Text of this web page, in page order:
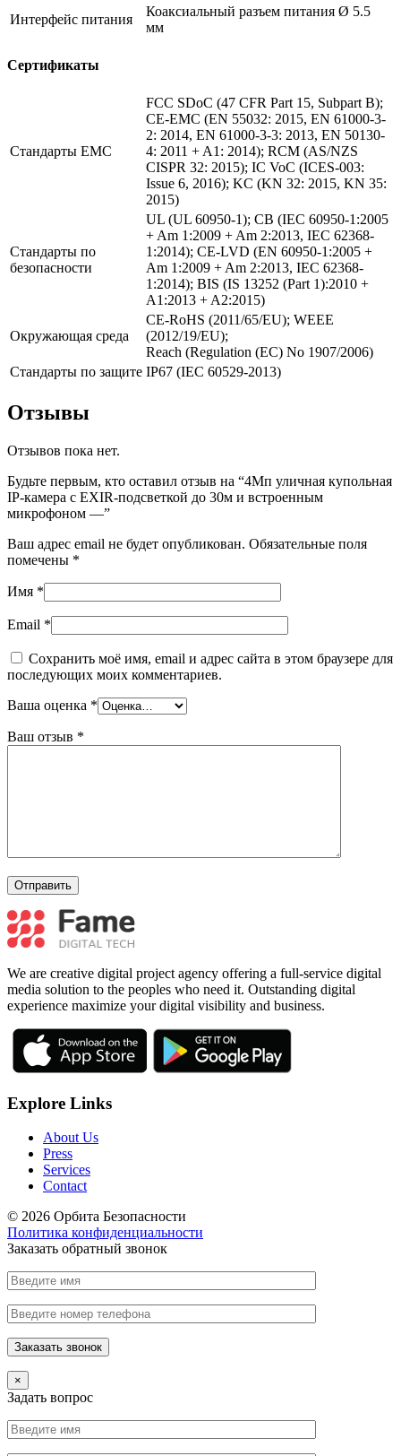
Интерфейс питания
Коаксиальный разъем питания Ø 5.5
мм
Сертификаты
Стандарты EMC
FCC SDoC (47 CFR Part 15, Subpart B);
CE-EMC (EN 55032: 2015, EN 61000-3-
2: 2014, EN 61000-3-3: 2013, EN 50130-
4: 2011 + A1: 2014); RCM (AS/NZS
CISPR 32: 2015); IC VoC (ICES-003:
Issue 6, 2016); KC (KN 32: 2015, KN 35:
2015)
Стандарты по
безопасности
UL (UL 60950-1); CB (IEC 60950-1:2005
+ Am 1:2009 + Am 2:2013, IEC 62368-
1:2014); CE-LVD (EN 60950-1:2005 +
Am 1:2009 + Am 2:2013, IEC 62368-
1:2014); BIS (IS 13252 (Part 1):2010 +
A1:2013 + A2:2015)
Окружающая среда
CE-RoHS (2011/65/EU); WEEE
(2012/19/EU);
Reach (Regulation (EC) No 1907/2006)
Стандарты по защите IP67 (IEC 60529-2013)
Отзывы
Отзывов пока нет.
Будьте первым, кто оставил отзыв на “4Мп уличная купольная
IP-камера с EXIR-подсветкой до 30м и встроенным
микрофоном —”
Ваш адрес email не будет опубликован. Обязательные поля
помечены *
Имя *
Email *
Сохранить моё имя, email и адрес сайта в этом браузере для
последующих моих комментариев.
Ваша оценка *
Ваш отзыв *
We are creative digital project agency offering a full-service digital
media solution to the peoples who need it. Outstanding digital
experience maximize your digital visibility and business.
Explore Links
About Us
Press
Services
Contact
© 2026 Орбита Безопасности
Политика конфиденциальности
Заказать обратный звонок
×
Задать вопрос